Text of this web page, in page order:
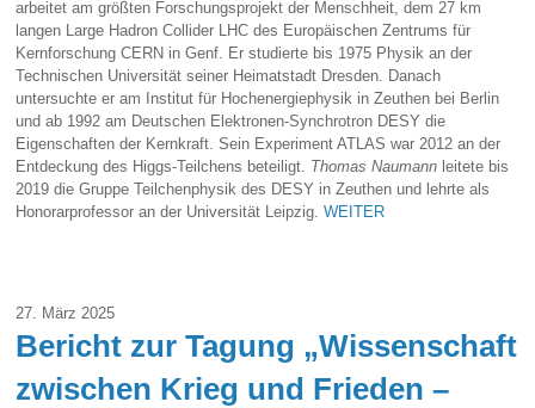
arbeitet am größten Forschungs­projekt der Menschheit, dem 27 km
langen Large Hadron Collider LHC des Europäischen Zentrums für
Kernforschung CERN in Genf. Er studierte bis 1975 Physik an der
Technischen Universität seiner Heimatstadt Dresden. Danach
untersuchte er am Institut für Hochenergiephysik in Zeuthen bei Berlin
und ab 1992 am Deutschen Elektronen-Synchrotron DESY die
Eigenschaften der Kernkraft. Sein Experiment ATLAS war 2012 an der
Entdeckung des Higgs-Teilchens beteiligt. Thomas Naumann leitete bis
2019 die Gruppe Teilchenphysik des DESY in Zeuthen und lehrte als
Honorarprofessor an der Universität Leipzig.WEITER
27. März 2025
Bericht zur Tagung „Wissenschaft
zwischen Krieg und Frieden –